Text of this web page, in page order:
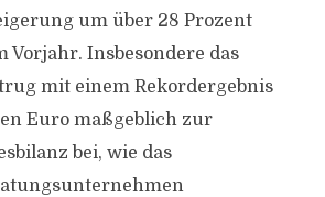
um über 28 Prozent
Vorjahr. Insbesondere das
mit einem Rekordergebnis
Euro maßgeblich zur
bei, wie das